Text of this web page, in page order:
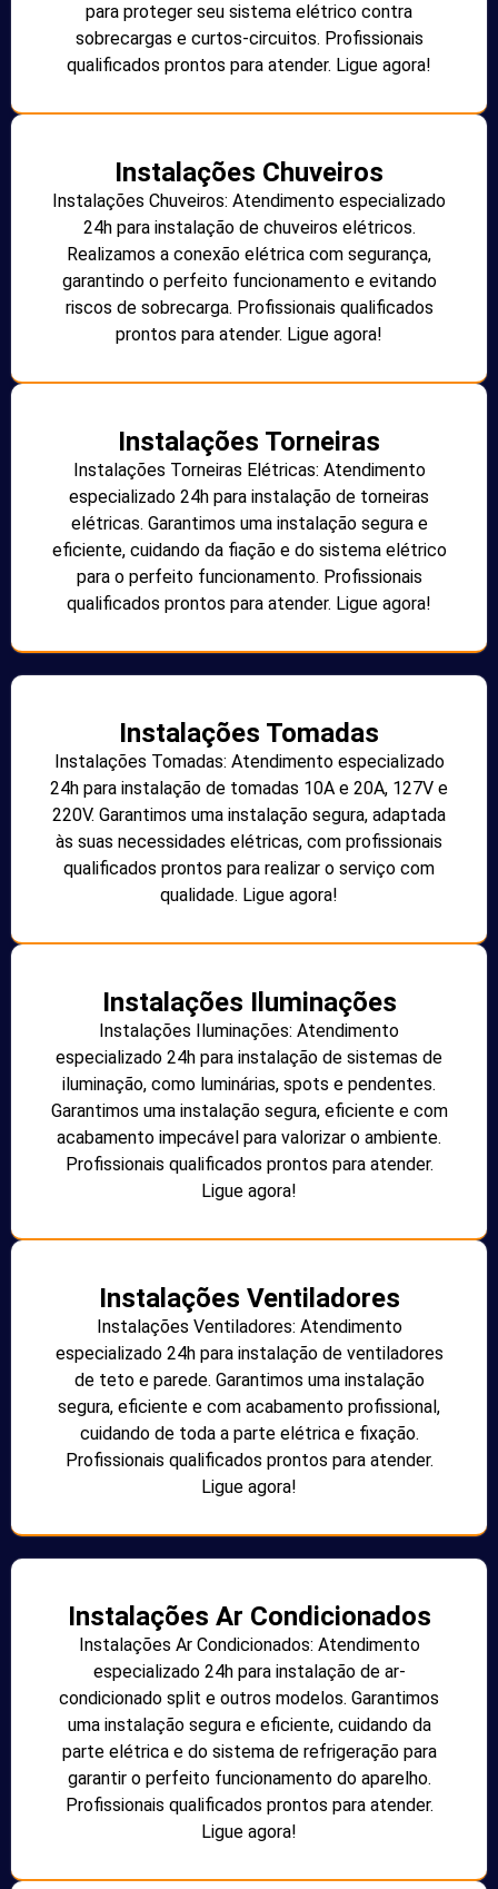
para proteger seu sistema elétrico contra
sobrecargas e curtos-circuitos. Profissionais
qualificados prontos para atender. Ligue agora!
Instalações Chuveiros
Instalações Chuveiros: Atendimento especializado
24h para instalação de chuveiros elétricos.
Realizamos a conexão elétrica com segurança,
garantindo o perfeito funcionamento e evitando
riscos de sobrecarga. Profissionais qualificados
prontos para atender. Ligue agora!
Instalações Torneiras
Instalações Torneiras Elétricas: Atendimento
especializado 24h para instalação de torneiras
elétricas. Garantimos uma instalação segura e
eficiente, cuidando da fiação e do sistema elétrico
para o perfeito funcionamento. Profissionais
qualificados prontos para atender. Ligue agora!
Instalações Tomadas
Instalações Tomadas: Atendimento especializado
24h para instalação de tomadas 10A e 20A, 127V e
220V. Garantimos uma instalação segura, adaptada
às suas necessidades elétricas, com profissionais
qualificados prontos para realizar o serviço com
qualidade. Ligue agora!
Instalações Iluminações
Instalações Iluminações: Atendimento
especializado 24h para instalação de sistemas de
iluminação, como luminárias, spots e pendentes.
Garantimos uma instalação segura, eficiente e com
acabamento impecável para valorizar o ambiente.
Profissionais qualificados prontos para atender.
Ligue agora!
Instalações Ventiladores
Instalações Ventiladores: Atendimento
especializado 24h para instalação de ventiladores
de teto e parede. Garantimos uma instalação
segura, eficiente e com acabamento profissional,
cuidando de toda a parte elétrica e fixação.
Profissionais qualificados prontos para atender.
Ligue agora!
Instalações Ar Condicionados
Instalações Ar Condicionados: Atendimento
especializado 24h para instalação de ar-
condicionado split e outros modelos. Garantimos
uma instalação segura e eficiente, cuidando da
parte elétrica e do sistema de refrigeração para
garantir o perfeito funcionamento do aparelho.
Profissionais qualificados prontos para atender.
Ligue agora!